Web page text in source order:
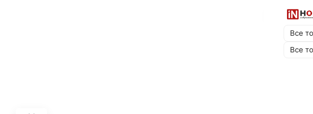
Все
Все